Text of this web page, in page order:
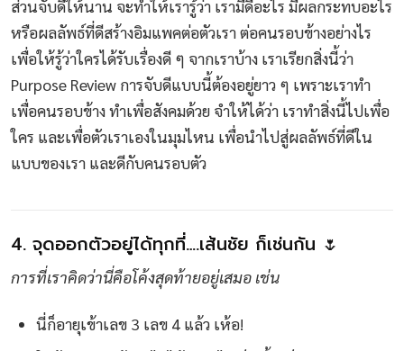
ส่วนจับดีให้นาน จะทำให้เรารู้ว่า เรามีดีอะไร มีผลกระทบอะไร
หรือผลลัพธ์ที่ดีสร้างอิมแพคต่อตัวเรา ต่อคนรอบข้างอย่างไร
เพื่อให้รู้ว่าใครได้รับเรื่องดี ๆ จากเราบ้าง เราเรียกสิ่งนี้ว่า
Purpose Review การจับดีแบบนี้ต้องอยู่ยาว ๆ เพราะเราทำ
เพื่อคนรอบข้าง ทำเพื่อสังคมด้วย จำให้ได้ว่า เราทำสิ่งนี้ไปเพื่อ
ใคร และเพื่อตัวเราเองในมุมไหน เพื่อนำไปสู่ผลลัพธ์ที่ดีใน
แบบของเรา และดีกับคนรอบตัว
4. จุดออกตัวอยู่ได้ทุกที่….เส้นชัย ก็เช่นกัน 🌷
การที่เราคิดว่านี่คือโค้งสุดท้ายอยู่เสมอ เช่น
นี่ก็อายุเข้าเลข 3 เลข 4 แล้ว เห้อ!